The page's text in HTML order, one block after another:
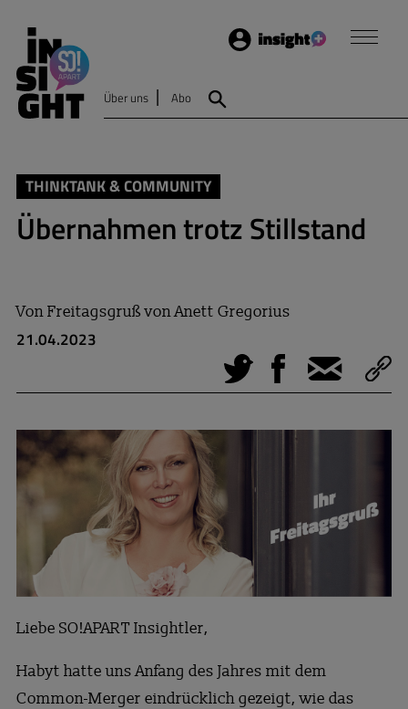
Login
Über uns Abo
THINKTANK & COMMUNITY
Übernahmen trotz Stillstand
VonFreitagsgruß von Anett Gregorius
21.04.2023
Tweet Facebook
E-Mail
Liebe SO!APART Insightler,
Habyt hatte uns Anfang des Jahres mit dem
Common-Merger eindrücklich gezeigt, wie das